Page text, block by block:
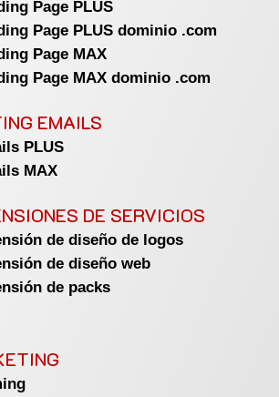
Page PLUS
Page PLUS dominio .com
Page MAX
Page MAX dominio .com
EMAILS
PLUS
MAX
DE SERVICIOS
de diseño de logos
de diseño web
de packs